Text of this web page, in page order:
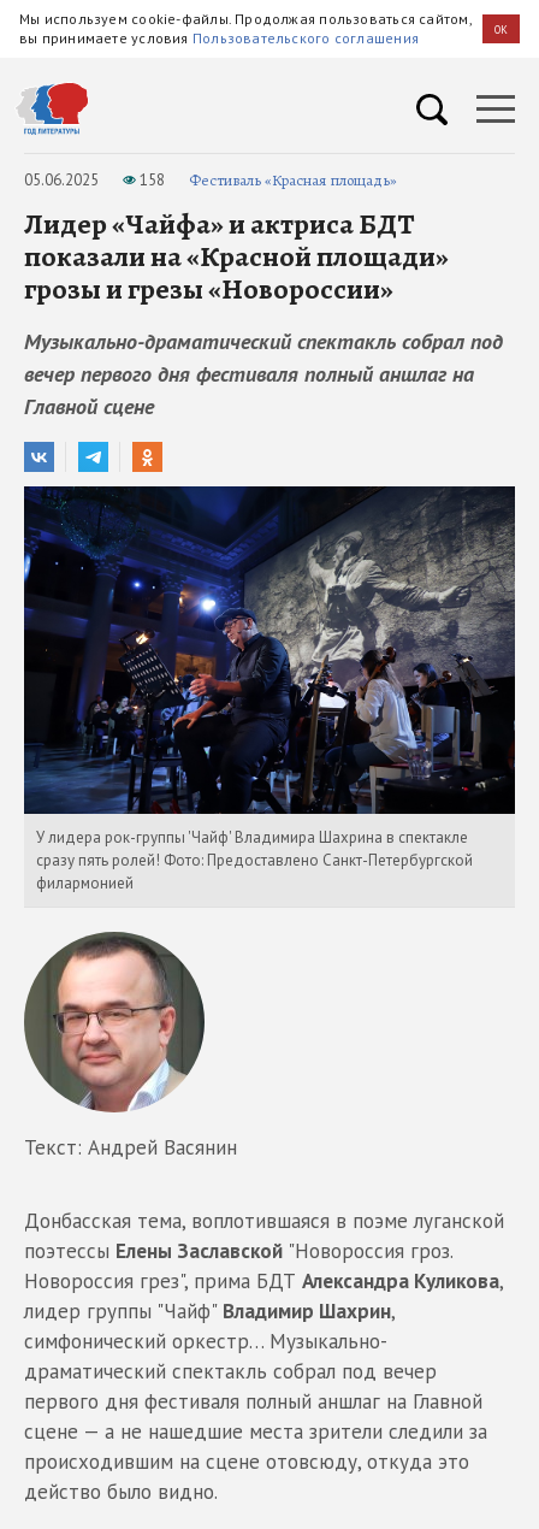
Мы используем cookie-файлы. Продолжая пользоваться сайтом,
вы принимаете условия Пользовательского соглашения OK
05.06.2025 158 Фестиваль «Красная площадь»
Лидер «Чайфа» и актриса БДТ
показали на «Красной площади»
грозы и грезы «Новороссии»
Музыкально-драматический спектакль собрал под
вечер первого дня фестиваля полный аншлаг на
Главной сцене
У лидера рок-группы 'Чайф' Владимира Шахрина в спектакле
сразу пять ролей! Фото: Предоставлено Санкт-Петербургской
филармонией
Текст: Андрей Васянин
Донбасская тема, воплотившаяся в поэме луганской
поэтессы Елены Заславской "Новороссия гроз.
Новороссия грез", прима БДТ Александра Куликова,
лидер группы "Чайф" Владимир Шахрин,
симфонический оркестр… Музыкально-
драматический спектакль собрал под вечер
первого дня фестиваля полный аншлаг на Главной
сцене — а не нашедшие места зрители следили за
происходившим на сцене отовсюду, откуда это
действо было видно.